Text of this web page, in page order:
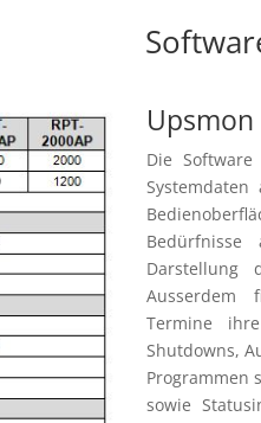
Upsmon
Die
Darstellung
Ausserdem
Termine
Shutdowns,
Programmen
sowie